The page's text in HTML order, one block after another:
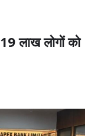
लाख लोगों को